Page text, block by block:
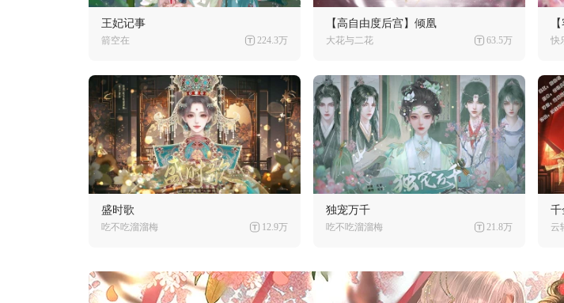
王妃记事
箭空在 224.3万
【高自由度后宫】倾凰
大花与二花 63.5万 快
盛时歌
吃不吃溜溜梅 12.9万
独宠万千
吃不吃溜溜梅 21.8万
千
云